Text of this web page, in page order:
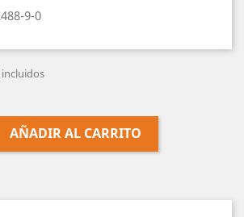
9-0
AÑADIR AL CARRITO